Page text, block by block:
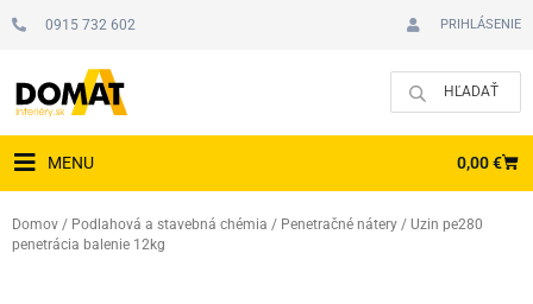
0915 732 602 PRIHLÁSENIE
MENU 0,00€
Domov / Podlahová a stavebná chémia / Penetračné nátery / Uzin pe280
penetrácia balenie 12kg